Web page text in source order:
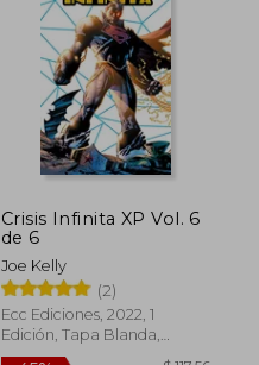
40%
dcto.
Crisis Infinita XP Vol. 6
de 6
Joe Kelly
(2)
Ecc Ediciones, 2022, 1
Edición, Tapa Blanda,
Nuevo